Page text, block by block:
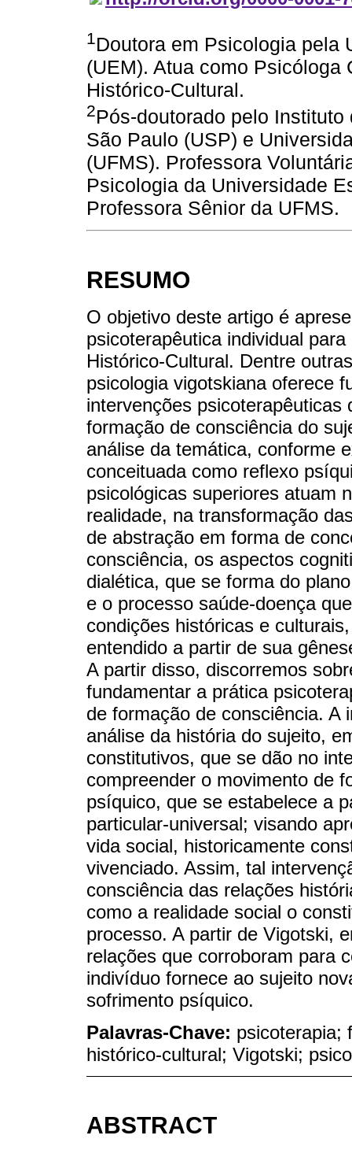
1 Doutora em Psicologia pela
(UEM). Atua como
Histórico-Cultural.
2Pós-doutorado pelo
São Paulo (USP) e
(UFMS). Professora
Psicologia da Universidade
Professora Sênior da UFMS.
RESUMO
O objetivo deste artigo é
psicoterapêutica individual
Histórico-Cultural. Dentre
psicologia vigotskiana oferece
intervenções
formação de consciência do
análise da temática, conforme
conceituada como reflexo
psicológicas superiores atuam
realidade, na transformação
de abstração em forma de
consciência, os aspectos
dialética, que se forma do
e o processo saúde-doença
condições históricas e
entendido a partir de sua
A partir disso, discorremos
fundamentar a prática
de formação de consciência. A
análise da história do sujeito,
constitutivos, que se dão no
compreender o movimento de
psíquico, que se estabelece a
particular-universal; visando
vida social, historicamente
vivenciado. Assim, tal
consciência das relações
como a realidade social o
processo. A partir de Vigotski,
relações que corroboram para
indivíduo fornece ao sujeito
sofrimento psíquico.
Palavras-Chave: psicoterapia;
histórico-cultural; Vigotski;
ABSTRACT